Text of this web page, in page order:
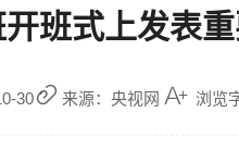
班式上发表
30 来源：央视网 浏览